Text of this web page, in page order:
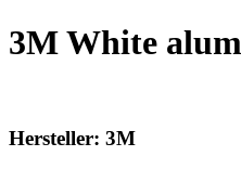
3M White
Hersteller: 3M